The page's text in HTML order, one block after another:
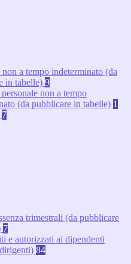
non a tempo indeterminato (da
in tabelle) 9
non a tempo
(da pubblicare in tabelle) 1
7
trimestrali (da pubblicare
7
e autorizzati ai dipendenti
84